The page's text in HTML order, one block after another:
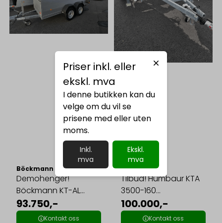
Böckmann
Demohenger!
Böckmann KT-AL
3015/27 HF ALU ...
93.750,-
Kontakt oss
Humbaur
Tilbud! Humbaur KTA
3500-160
kabeltrommelhenger!
...
100.000,-
Kontakt oss
Priser inkl. eller
ekskl. mva
I denne butikken kan du
velge om du vil se
prisene med eller uten
moms.
Inkl.
mva
Ekskl.
mva